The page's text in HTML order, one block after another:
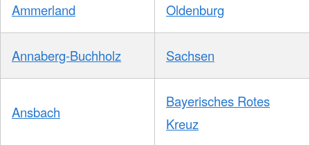
Ammerland Oldenburg
Annaberg-Buchholz Sachsen
Ansbach
Bayerisches Rotes
Kreuz